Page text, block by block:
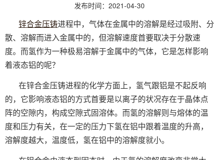
发布时间：2021-04-30
锌合金压铸进程中，气体在金属中的溶解是经过吸附、分
散、溶解而进入金属中的，但溶解速度首要取决于分散速
度。而氢作为一种极易溶解于金属中的气体，它是怎样影响
着液态铝的呢？
在锌合金压铸进程的化学方面上，氢气跟铝是不起反响
的，它影响液态铝的方式首要是以离子的状况存在于晶体点
阵的空隙内，构成空隙式固溶体。而氢的溶解则与熔体的温
度和压力有关，在一定的压力下氢在铝中跟着温度的升高，
溶解度越大，温度低，氢在铝中的溶解度就小。